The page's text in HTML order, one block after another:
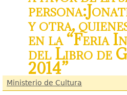
y otra,
en la “Feria
del Libro de
2014”
Ministerio de Cultura